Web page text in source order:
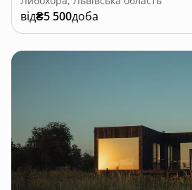
від₴5 500доба